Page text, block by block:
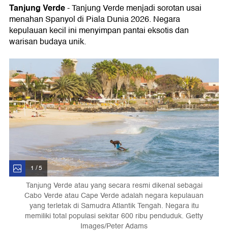
Tanjung Verde- Tanjung Verde menjadi sorotan usai
menahan Spanyol di Piala Dunia 2026. Negara
kepulauan kecil ini menyimpan pantai eksotis dan
warisan budaya unik.
1 / 5
Tanjung Verde atau yang secara resmi dikenal sebagai
Cabo Verde atau Cape Verde adalah negara kepulauan
yang terletak di Samudra Atlantik Tengah. Negara itu
memiliki total populasi sekitar 600 ribu penduduk. Getty
Images/Peter Adams